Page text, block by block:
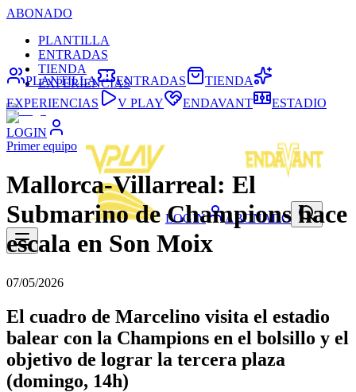
ABONADO
PLANTILLA
ENTRADAS
TIENDA
EXPERIENCIAS
LOGIN
LOGIN ABONADO
PLANTILLA ENTRADAS
TIENDA
EXPERIENCIAS
V PLAY ENDAVANT ESTADIO
Primer equipo
Mallorca-Villarreal: El
Submarino de Champions hace
escala en Son Moix
07/05/2026
El cuadro de Marcelino visita el estadio
balear con la Champions en el bolsillo y el
objetivo de lograr la tercera plaza
(domingo, 14h)